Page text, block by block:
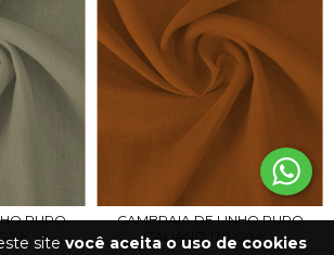
site você aceita o uso de cookies
PURO
M²...
CAMBRAIA DE LINHO PURO
ITALIANO 120 G/M²...